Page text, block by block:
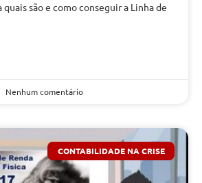
são e como conseguir a Linha de
Nenhum comentário
CONTABILIDADE NA CRISE